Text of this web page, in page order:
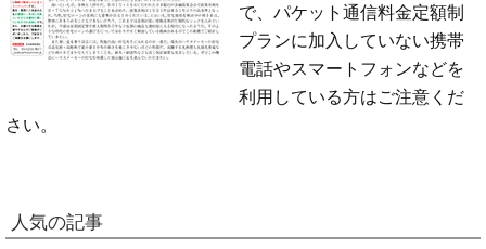
で、パケット通信料金定額制
プランに加入していない携帯
電話やスマートフォンなどを
利用している方はご注意くだ
さい。
人気の記事